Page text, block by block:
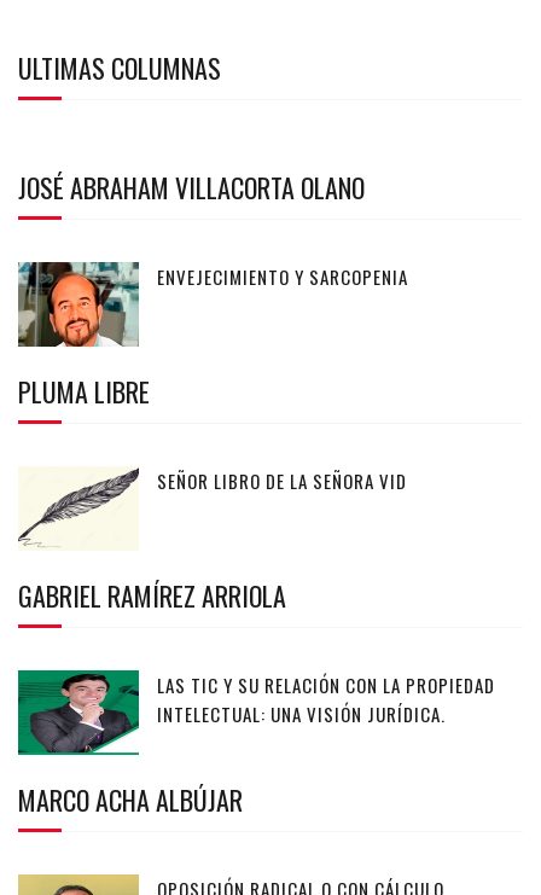
ULTIMAS COLUMNAS
JOSÉ ABRAHAM VILLACORTA OLANO
ENVEJECIMIENTO Y SARCOPENIA
PLUMA LIBRE
SEÑOR LIBRO DE LA SEÑORA VID
GABRIEL RAMÍREZ ARRIOLA
LAS TIC Y SU RELACIÓN CON LA PROPIEDAD
INTELECTUAL: UNA VISIÓN JURÍDICA.
MARCO ACHA ALBÚJAR
OPOSICIÓN RADICAL O CON CÁLCULO